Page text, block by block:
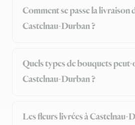
Comment se passe la livraison
Castelnau-Durban ?
Quels types de bouquets
Castelnau-Durban ?
Les fleurs livrées à Castelnau-